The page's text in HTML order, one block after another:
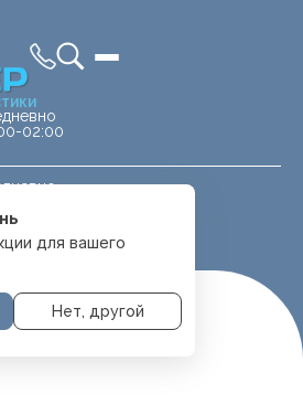
02:00
для вашего
Нет, другой
Денситометрия